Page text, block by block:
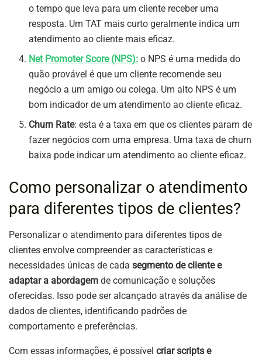
o tempo que leva para um cliente receber uma
resposta. Um TAT mais curto geralmente indica um
atendimento ao cliente mais eficaz.
Net Promoter Score (NPS): o NPS é uma medida do
quão provável é que um cliente recomende seu
negócio a um amigo ou colega. Um alto NPS é um
bom indicador de um atendimento ao cliente eficaz.
Churn Rate: esta é a taxa em que os clientes param de
fazer negócios com uma empresa. Uma taxa de churn
baixa pode indicar um atendimento ao cliente eficaz.
Como personalizar o atendimento
para diferentes tipos de clientes?
Personalizar o atendimento para diferentes tipos de
clientes envolve compreender as características e
necessidades únicas de cada segmento de cliente e
adaptar a abordagem de comunicação e soluções
oferecidas. Isso pode ser alcançado através da análise de
dados de clientes, identificando padrões de
comportamento e preferências.
Com essas informações, é possível criar scripts e